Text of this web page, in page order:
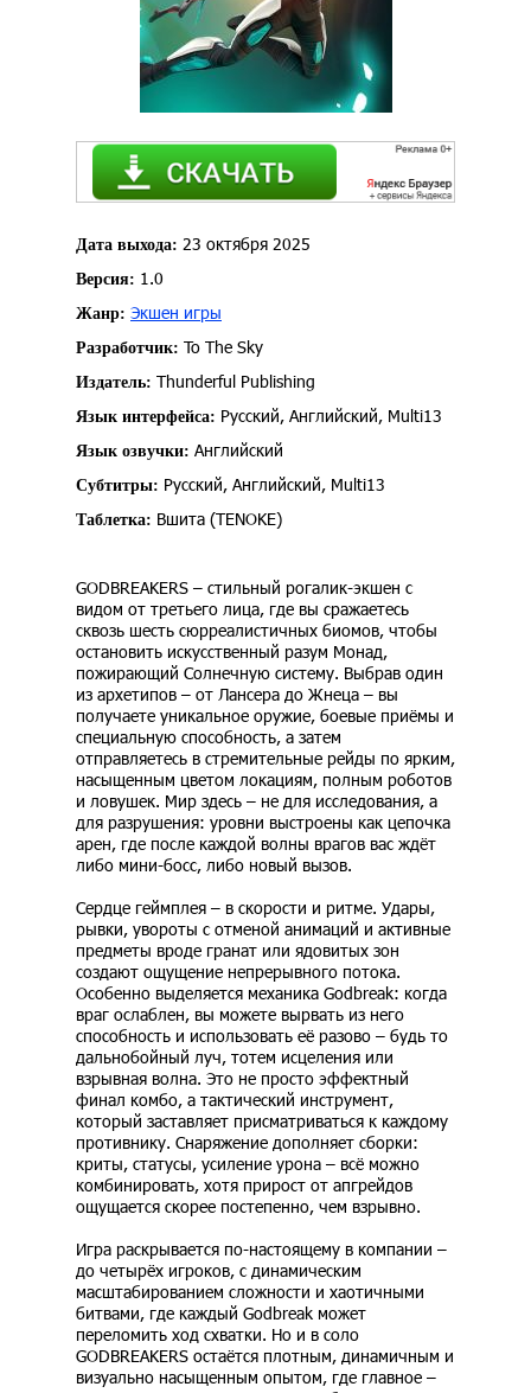
Дата выхода: 23 октября 2025
Версия: 1.0
Жанр: Экшен игры
Разработчик: To The Sky
Издатель: Thunderful Publishing
Язык интерфейса: Русский, Английский, Multi13
Язык озвучки: Английский
Субтитры: Русский, Английский, Multi13
Таблетка: Вшита (TENOKE)
GODBREAKERS – стильный рогалик-экшен с
видом от третьего лица, где вы сражаетесь
сквозь шесть сюрреалистичных биомов, чтобы
остановить искусственный разум Монад,
пожирающий Солнечную систему. Выбрав один
из архетипов – от Лансера до Жнеца – вы
получаете уникальное оружие, боевые приёмы и
специальную способность, а затем
отправляетесь в стремительные рейды по ярким,
насыщенным цветом локациям, полным роботов
и ловушек. Мир здесь – не для исследования, а
для разрушения: уровни выстроены как цепочка
арен, где после каждой волны врагов вас ждёт
либо мини-босс, либо новый вызов.
Сердце геймплея – в скорости и ритме. Удары,
рывки, увороты с отменой анимаций и активные
предметы вроде гранат или ядовитых зон
создают ощущение непрерывного потока.
Особенно выделяется механика Godbreak: когда
враг ослаблен, вы можете вырвать из него
способность и использовать её разово – будь то
дальнобойный луч, тотем исцеления или
взрывная волна. Это не просто эффектный
финал комбо, а тактический инструмент,
который заставляет присматриваться к каждому
противнику. Снаряжение дополняет сборки:
криты, статусы, усиление урона – всё можно
комбинировать, хотя прирост от апгрейдов
ощущается скорее постепенно, чем взрывно.
Игра раскрывается по-настоящему в компании –
до четырёх игроков, с динамическим
масштабированием сложности и хаотичными
битвами, где каждый Godbreak может
переломить ход схватки. Но и в соло
GODBREAKERS остаётся плотным, динамичным и
визуально насыщенным опытом, где главное –